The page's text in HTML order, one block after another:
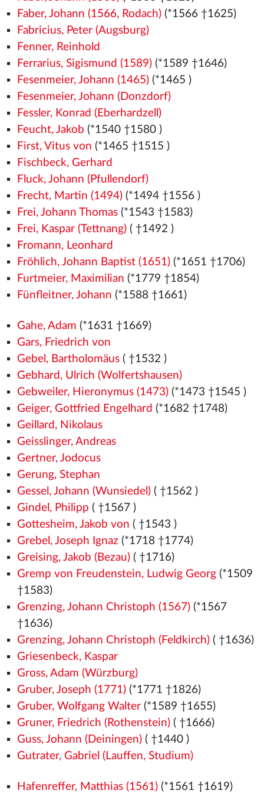
Faber, Johann (1566, Rodach)(*1566 †1625)
Fabricius, Peter (Augsburg)
Fenner, Reinhold
Ferrarius, Sigismund (1589)(*1589 †1646)
Fesenmeier, Johann (1465)(*1465 )
Fesenmeier, Johann (Donzdorf)
Fessler, Konrad (Eberhardzell)
Feucht, Jakob (*1540 †1580 )
First, Vitus von (*1465 †1515 )
Fischbeck, Gerhard
Fluck, Johann (Pfullendorf)
Frecht, Martin (1494)(*1494 †1556 )
Frei, Johann Thomas(*1543 †1583)
Frei, Kaspar (Tettnang)( †1492 )
Fromann, Leonhard
Fröhlich, Johann Baptist (1651)(*1651 †1706)
Furtmeier, Maximilian (*1779 †1854)
Fünfleitner, Johann (*1588 †1661)
Gahe, Adam (*1631 †1669)
Gars, Friedrich von
Gebel, Bartholomäus( †1532 )
Gebhard, Ulrich (Wolfertshausen)
Gebweiler, Hieronymus (1473)(*1473 †1545 )
Geiger, Gottfried Engelhard (*1682 †1748)
Geillard, Nikolaus
Geisslinger, Andreas
Gertner, Jodocus
Gerung, Stephan
Gessel, Johann (Wunsiedel)( †1562 )
Gindel, Philipp ( †1567 )
Gottesheim, Jakob von ( †1543 )
Grebel, Joseph Ignaz (*1718 †1774)
Greising, Jakob (Bezau)( †1716)
Gremp von Freudenstein, Ludwig Georg(*1509
†1583)
Grenzing, Johann Christoph (1567)(*1567
†1636)
Grenzing, Johann Christoph (Feldkirch)( †1636)
Griesenbeck, Kaspar
Gross, Adam (Würzburg)
Gruber, Joseph (1771)(*1771 †1826)
Gruber, Wolfgang Walter(*1589 †1655)
Gruner, Friedrich (Rothenstein)( †1666)
Guss, Johann (Deiningen)( †1440 )
Gutrater, Gabriel (Lauffen, Studium)
Hafenreffer, Matthias (1561)(*1561 †1619)